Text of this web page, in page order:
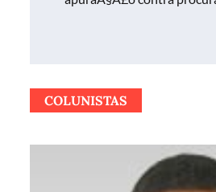
COLUNISTAS